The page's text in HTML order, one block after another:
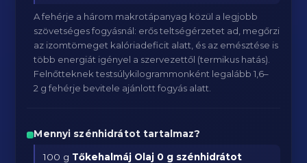
A fehérje a három makrotápanyag közül a legjobb
szövetséges fogyásnál: erős teltségérzetet ad, megőrzi
az izomtömeget kalóriadeficit alatt, és az emésztése is
több energiát igényel a szervezettől (termikus hatás).
Felnőtteknek testsúlykilogrammonként legalább 1,6–
2 g fehérje bevitele ajánlott fogyás alatt.
Mennyi szénhidrátot tartalmaz?
100 g Tőkehalmáj Olaj 0 g szénhidrátot